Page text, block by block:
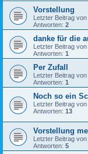
Vorstellung
Letzter Beitrag von
Antworten: 2
danke für die
Letzter Beitrag von
Antworten: 1
Per Zufall
Letzter Beitrag von
Antworten: 1
Noch so ein
Letzter Beitrag von
Antworten: 13
Vorstellung
Letzter Beitrag von
Antworten: 5